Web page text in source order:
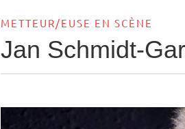
METTEUR/EUSE EN SCÈNE
Jan Schmidt-